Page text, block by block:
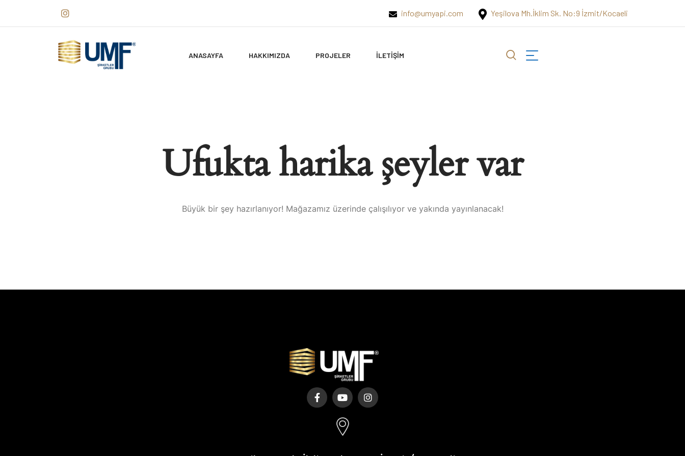
info@umyapi.com Yeşilova Mh.İklim Sk. No:9 İzmit/Kocaeli
ANASAYFA HAKKIMIZDA PROJELER İLETİŞİM
Ufukta harika şeyler var
Büyük bir şey hazırlanıyor! Mağazamız üzerinde çalışılıyor ve yakında yayınlanacak!